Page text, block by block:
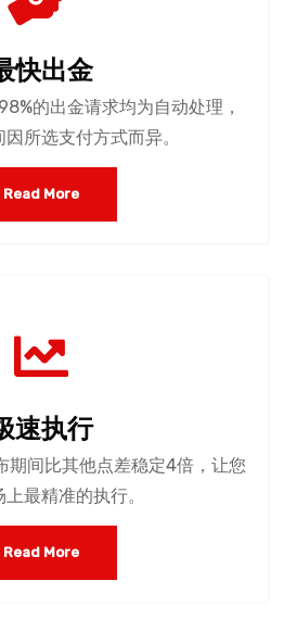
快出金
的出金请求均为自动处理，
所选支付方式而异。
Read More
速执行
期间比其他点差稳定4倍，让您
最精准的执行。
Read More